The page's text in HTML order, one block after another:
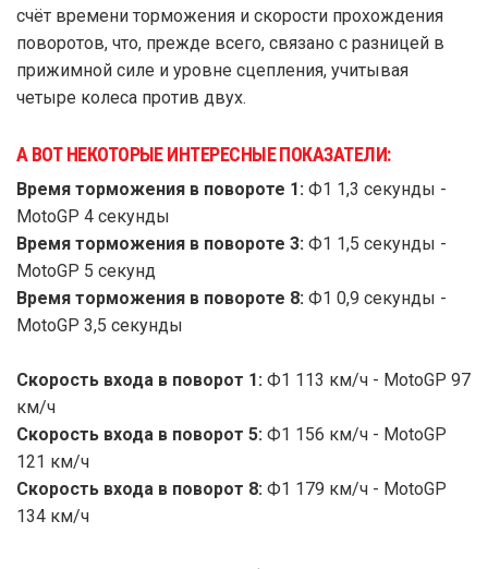
счёт времени торможения и скорости прохождения
поворотов, что, прежде всего, связано с разницей в
прижимной силе и уровне сцепления, учитывая
четыре колеса против двух.
А ВОТ НЕКОТОРЫЕ ИНТЕРЕСНЫЕ ПОКАЗАТЕЛИ:
Время торможения в повороте 1: Ф1 1,3 секунды -
MotoGP 4 секунды
Время торможения в повороте 3: Ф1 1,5 секунды -
MotoGP 5 секунд
Время торможения в повороте 8: Ф1 0,9 секунды -
MotoGP 3,5 секунды
Скорость входа в поворот 1: Ф1 113 км/ч - MotoGP 97
км/ч
Скорость входа в поворот 5: Ф1 156 км/ч - MotoGP
121 км/ч
Скорость входа в поворот 8: Ф1 179 км/ч - MotoGP
134 км/ч